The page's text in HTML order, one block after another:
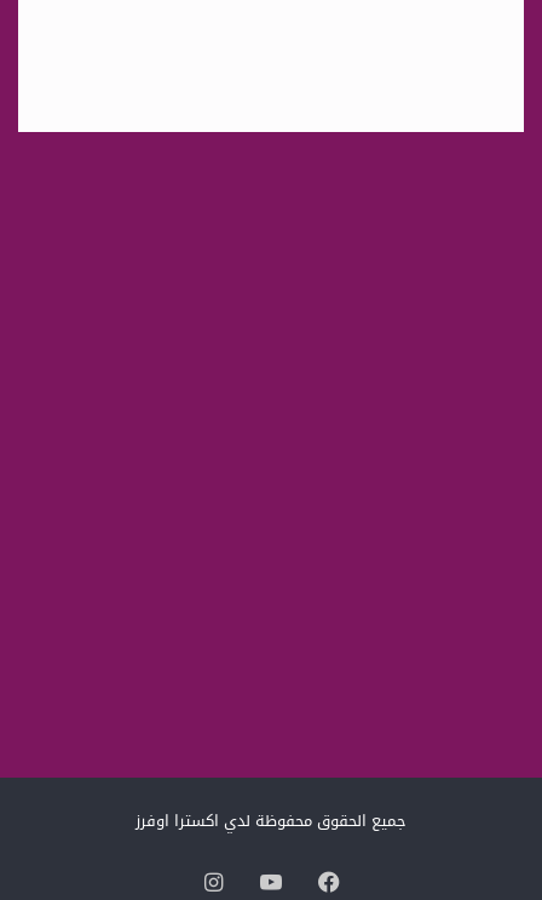
جميع الحقوق محفوظة لدي اكسترا اوفرز
فيسبوك‫YouTubeانستقرام